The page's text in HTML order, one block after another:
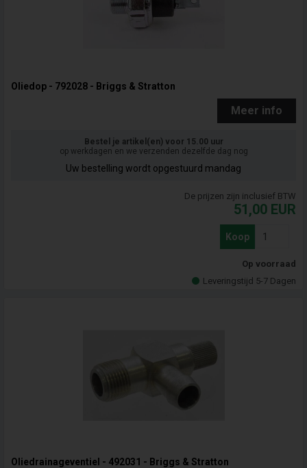
Oliedop - 792028 - Briggs & Stratton
Meer info
Bestel je artikel(en) voor 15.00 uur
op werkdagen en we verzenden dezelfde dag nog
Uw bestelling wordt opgestuurd mandag
De prijzen zijn inclusief BTW
51,00 EUR
Koop
Op voorraad
Leveringstijd 5-7 Dagen
Oliedrainageventiel - 492031 - Briggs & Stratton